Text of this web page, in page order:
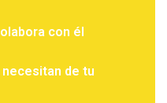
con él
de tu